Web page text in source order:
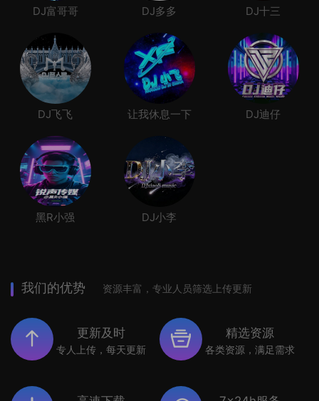
DJ富哥哥 DJ多多 DJ十三
DJ飞飞 让我休息一下 DJ迪仔
黑R小强 DJ小李
我们的优势 资源丰富，专业人员筛选上传更新
更新及时
专人上传，每天更新
精选资源
各类资源，满足需求